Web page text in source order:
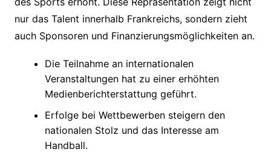
nur das Talent innerhalb Frankreichs, sondern zieht
auch Sponsoren und Finanzierungsmöglichkeiten an.
Die Teilnahme an internationalen
Veranstaltungen hat zu einer erhöhten
Medienberichterstattung geführt.
Erfolge bei Wettbewerben steigern den
nationalen Stolz und das Interesse am
Handball.